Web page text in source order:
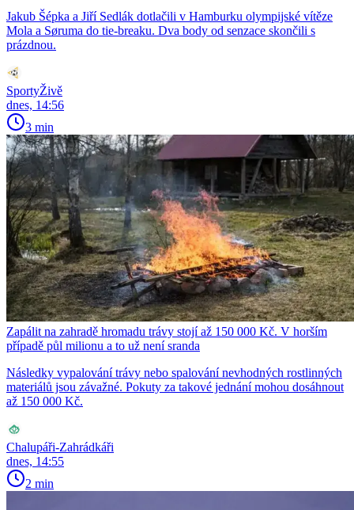
Jakub Šépka a Jiří Sedlák dotlačili v Hamburku olympijské vítěze
Mola a Søruma do tie-breaku. Dva body od senzace skončili s
prázdnou.
SportyŽivě
dnes, 14:56
3 min
Zapálit na zahradě hromadu trávy stojí až 150 000 Kč. V horším
případě půl milionu a to už není sranda
Následky vypalování trávy nebo spalování nevhodných rostlinných
materiálů jsou závažné. Pokuty za takové jednání mohou dosáhnout
až 150 000 Kč.
Chalupáři-Zahrádkáři
dnes, 14:55
2 min